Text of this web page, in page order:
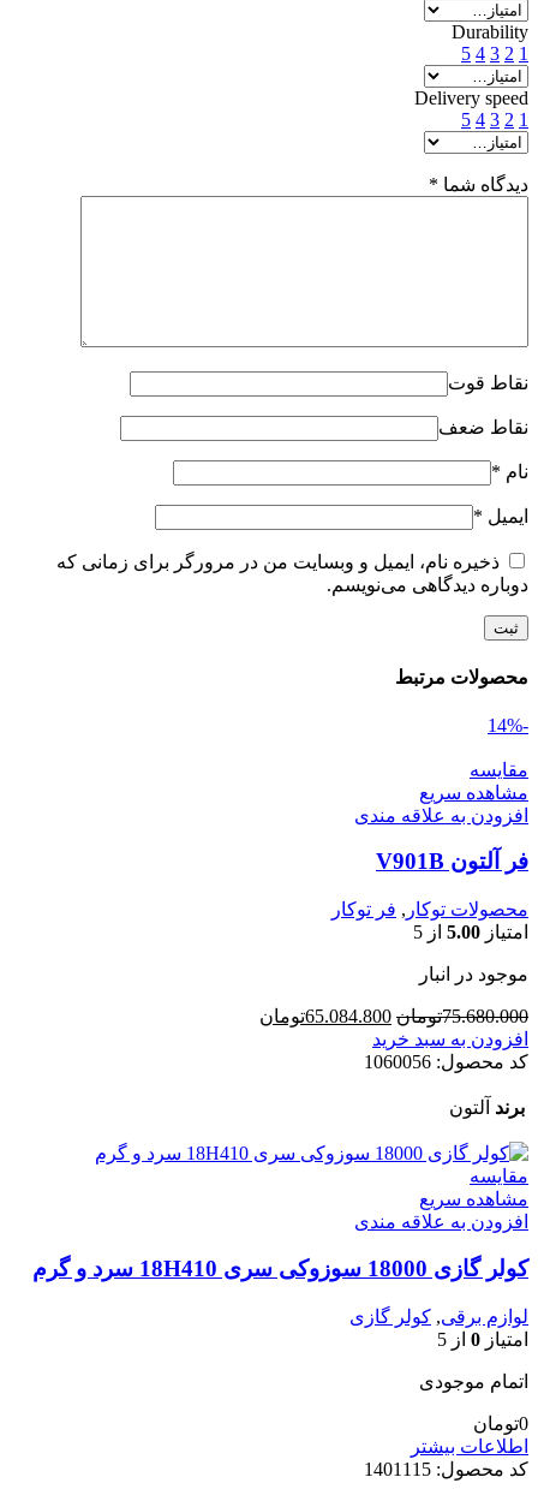
Durability
1
2
3
4
5
Delivery speed
1
2
3
4
5
دیدگاه شما *
نقاط قوت
نقاط ضعف
نام *
ایمیل *
ذخیره نام، ایمیل و وبسایت من در مرورگر برای زمانی که
دوباره دیدگاهی می‌نویسم.
محصولات مرتبط
-14%
مقایسه
مشاهده سریع
افزودن به علاقه مندی
فر آلتون V901B
محصولات توکار , فر توکار
امتیاز 5.00 از 5
موجود در انبار
75.680.000تومان قیمت
اصلی
65.084.800تومان
افزودن به سبد خرید
کد محصول: 1060056
برند آلتون
مقایسه
مشاهده سریع
افزودن به علاقه مندی
کولر گازی 18000 سوزوکی سری 18H410 سرد و گرم
لوازم برقی, کولر گازی
امتیاز 0 از 5
اتمام موجودی
0تومان
اطلاعات بیشتر
کد محصول: 1401115